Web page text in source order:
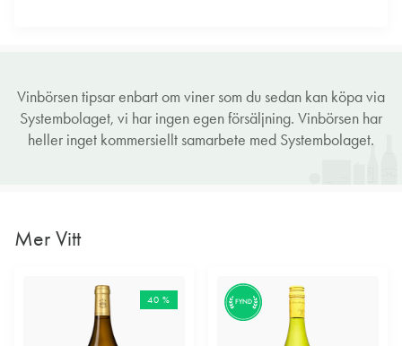
Vinbörsen tipsar enbart om viner som du sedan kan köpa via
Systembolaget, vi har ingen egen försäljning. Vinbörsen har
heller inget kommersiellt samarbete med Systembolaget.
Mer Vitt
40 % FYND